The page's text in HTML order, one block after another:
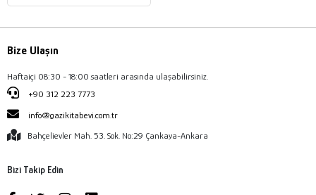
Bize Ulaşın
Haftaiçi 08:30 - 18:00 saatleri arasında ulaşabilirsiniz.
+90 312 223 7773
info@gazikitabevi.com.tr
Bahçelievler Mah. 53. Sok. No:29 Çankaya-Ankara
Bizi Takip Edin